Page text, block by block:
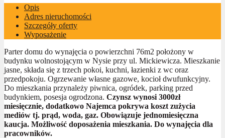
Opis
Adres nieruchomości
Szczegóły oferty
Wyposażenie
Parter domu do wynajęcia o powierzchni 76m2 położony w
budynku wolnostojącym w Nysie przy ul. Mickiewicza. Mieszkanie
jasne, składa się z trzech pokoi, kuchni, łazienki z wc oraz
przedpokoju. Ogrzewanie własne gazowe, kocioł dwufunkcyjny.
Do mieszkania przynależy piwnica, ogródek, parking przed
budynkiem, posesja ogrodzona. Czynsz wynosi 3000zł
miesięcznie, dodatkowo Najemca pokrywa koszt zużycia
mediów tj. prąd, woda, gaz. Obowiązuje jednomiesięczna
kaucja. Możliwość doposażenia mieszkania. Do wynajęcia dla
pracowników.